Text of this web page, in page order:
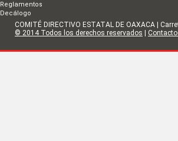
Reglamentos
Decálogo
COMITÉ DIRECTIVO ESTATAL DE OAXACA |
© 2014 Todos los derechos reservados